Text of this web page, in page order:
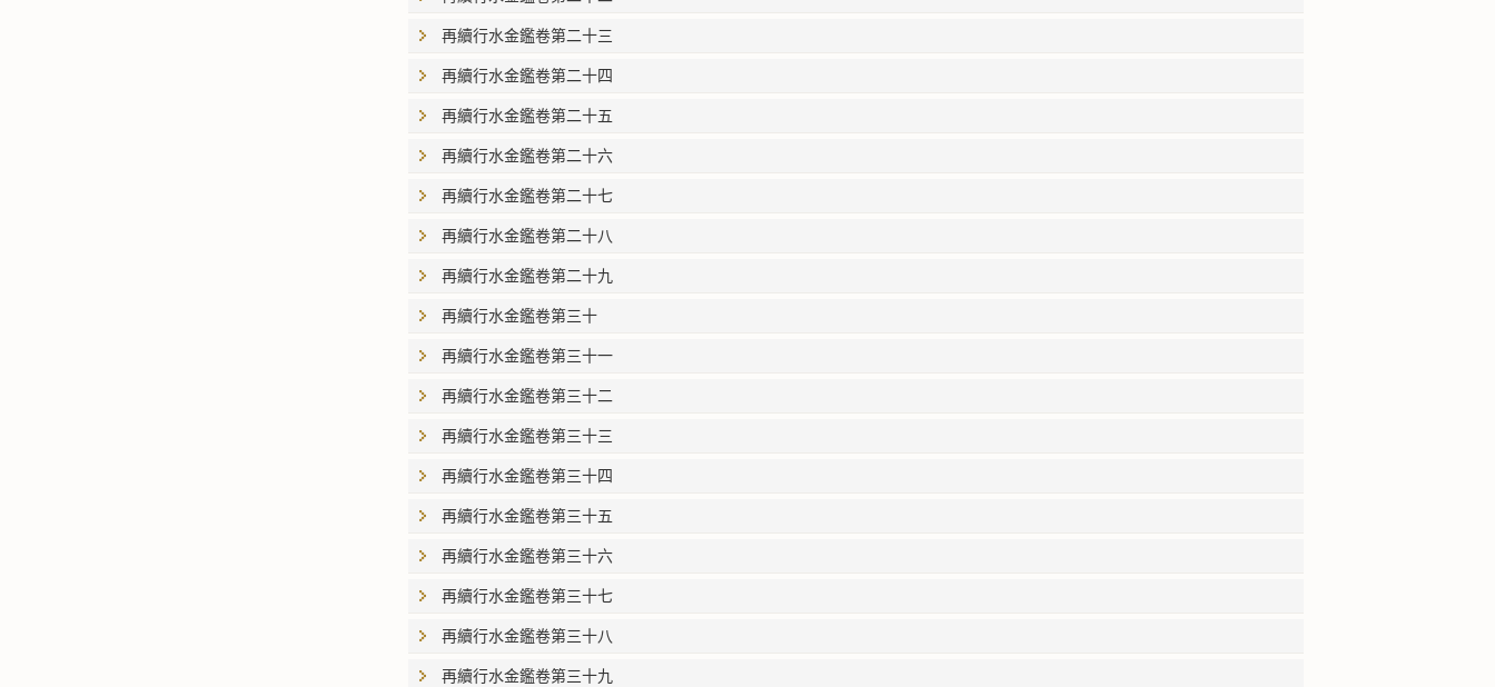
再續行水金鑑卷第二十三
再續行水金鑑卷第二十四
再續行水金鑑卷第二十五
再續行水金鑑卷第二十六
再續行水金鑑卷第二十七
再續行水金鑑卷第二十八
再續行水金鑑卷第二十九
再續行水金鑑卷第三十
再續行水金鑑卷第三十一
再續行水金鑑卷第三十二
再續行水金鑑卷第三十三
再續行水金鑑卷第三十四
再續行水金鑑卷第三十五
再續行水金鑑卷第三十六
再續行水金鑑卷第三十七
再續行水金鑑卷第三十八
再續行水金鑑卷第三十九